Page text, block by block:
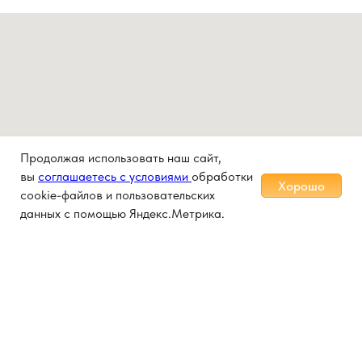
Продолжая использовать наш сайт,
вы соглашаетесь с условиями обработки
cookie-файлов и пользовательских
данных с помощью Яндекс.Метрика.
Хорошо